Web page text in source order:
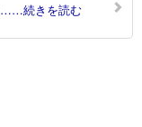
……続きを読む